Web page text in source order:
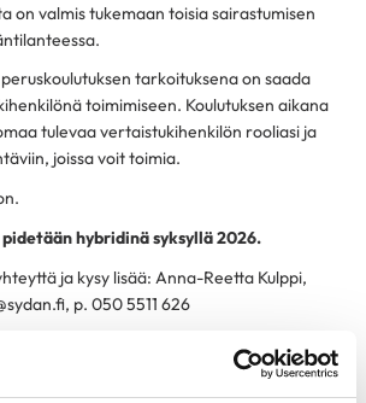
on valmis tukemaan toisia sairastumisen
tarkoituksena on saada
toimimiseen. Koulutuksen aikana
tulevaa vertaistukihenkilön rooliasi ja
joissa voit toimia.
hybridinä syksyllä 2026.
ja kysy lisää: Anna-Reetta Kulppi,
p. 050 5511 626